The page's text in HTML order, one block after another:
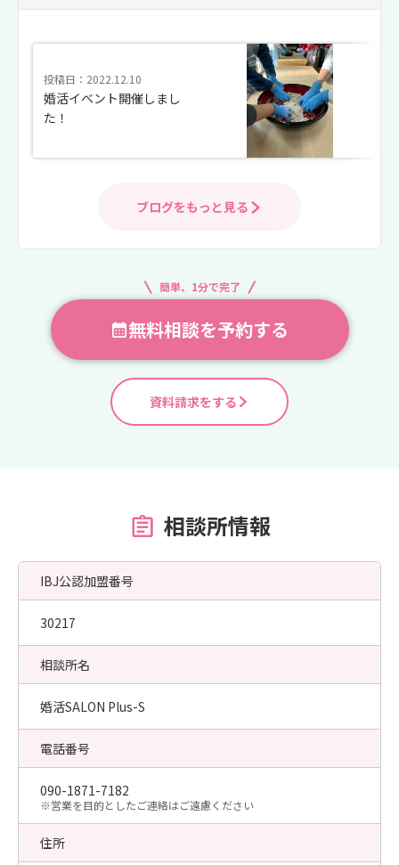
投稿日：2022.12.10
婚活イベント開催しまし
た！
ブログをもっと見る
簡単、1分で完了
無料相談を予約する
資料請求をする
相談所情報
IBJ公認加盟番号
30217
相談所名
婚活SALON Plus-S
電話番号
090-1871-7182
​※営業を目的としたご連絡はご遠慮ください
住所